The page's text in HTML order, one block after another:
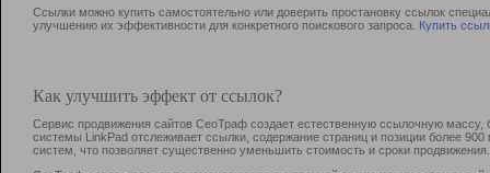
Ссылки можно купить самостоятельно или доверить простановку ссылок
улучшению их эффективности для конкретного поискового запроса. Купить
Как улучшить эффект от ссылок?
Сервис продвижения сайтов СеоТраф создает естественную ссылочную
системы LinkPad отслеживает ссылки, содержание страниц и позиции более
систем, что позволяет существенно уменьшить стоимость и сроки продвижения.